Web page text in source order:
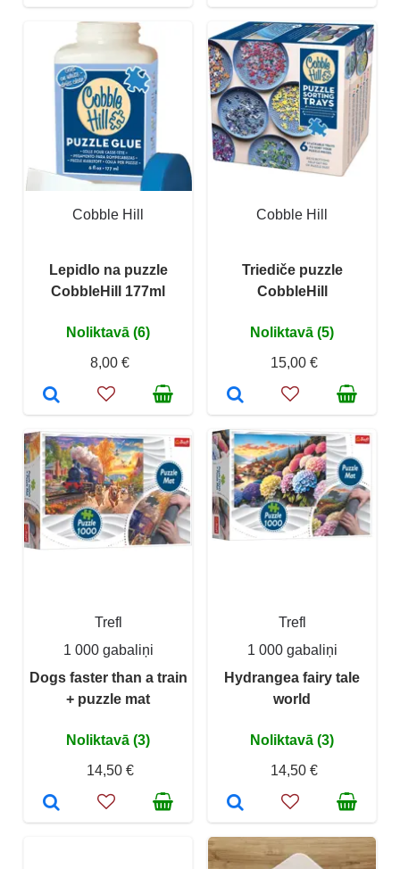
Cobble Hill
Lepidlo na puzzle
CobbleHill 177ml
Noliktavā (6)
8,00 €
Cobble Hill
Triediče puzzle
CobbleHill
Noliktavā (5)
15,00 €
Trefl
1 000 gabaliņi
Dogs faster than a train
+ puzzle mat
Noliktavā (3)
14,50 €
Trefl
1 000 gabaliņi
Hydrangea fairy tale
world
Noliktavā (3)
14,50 €